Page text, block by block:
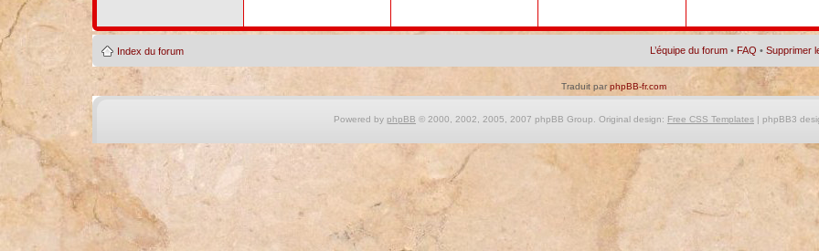
Index du forum L’équipe du forum • FAQ •Supprimer
Traduit parphpBB-fr.com
Powered by phpBB © 2000, 2002, 2005, 2007 phpBB Group. Original design: Free CSS Templates| phpBB3